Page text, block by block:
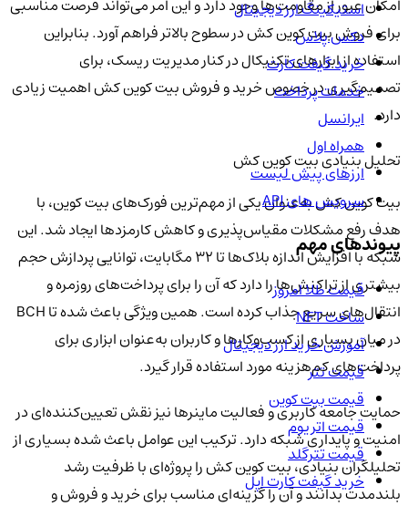
برای فروش بیت کوین کش در سطوح بالاتر فراهم آورد. بنابراین
استفاده از ابزارهای تکنیکال در کنار مدیریت ریسک، برای
تصمیم‌گیری در خصوص خرید و فروش بیت کوین کش اهمیت زیادی
دارد.
تحلیل بنیادی بیت کوین کش
بیت کوین کش به‌عنوان یکی از مهم‌ترین فورک‌های بیت کوین، با
هدف رفع مشکلات مقیاس‌پذیری و کاهش کارمزدها ایجاد شد. این
شبکه با افزایش اندازه بلاک‌ها تا ۳۲ مگابایت، توانایی پردازش حجم
بیشتری از تراکنش‌ها را دارد که آن را برای پرداخت‌های روزمره و
انتقال‌های سریع جذاب کرده است. همین ویژگی باعث شده تا BCH
در میان بسیاری از کسب‌وکارها و کاربران به‌عنوان ابزاری برای
پرداخت‌های کم‌هزینه مورد استفاده قرار گیرد.
حمایت جامعه کاربری و فعالیت ماینرها نیز نقش تعیین‌کننده‌ای در
امنیت و پایداری شبکه دارد. ترکیب این عوامل باعث شده بسیاری از
تحلیلگران بنیادی، بیت کوین کش را پروژه‌ای با ظرفیت رشد
بلندمدت بدانند و آن را گزینه‌ای مناسب برای خرید و فروش و
استیکینگ ارز دیجیتال
دکس پلاس
خرید گیفت کارت
خدمات پرداخت
ایرانسل
همراه اول
ارزهای پیش لیست
سرویس های API
پیوندهای مهم
قیمت طلا امروز
ساخت NFT
آموزش خرید ارز دیجیتال
قیمت تتر
قیمت بیت کوین
قیمت اتریوم
قیمت تترگلد
خرید گیفت کارت اپل